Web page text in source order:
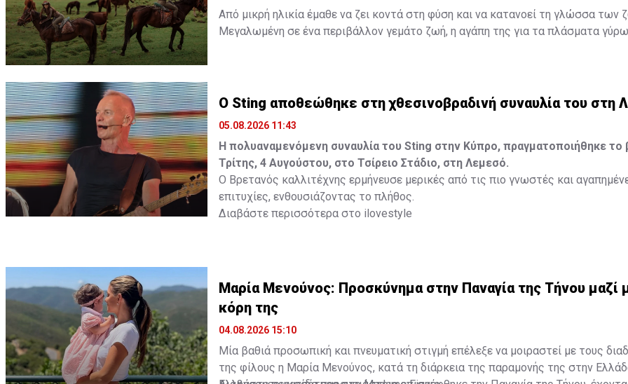
Από μικρή ηλικία έμαθε να ζει κοντά στη φύση και να κατανοεί τη γλώσσα των
Μεγαλωμένη σε ένα περιβάλλον γεμάτο ζωή, η αγάπη της για τα πλάσματα γύρω
Διαβάστε περισσότερα στο madamefigaro.cy
Ο Sting αποθεώθηκε στη χθεσινοβραδινή συναυλία του στη
05.08.2026 11:43
Η πολυαναμενόμενη συναυλία του Sting στην Κύπρο, πραγματοποιήθηκε το
Τρίτης, 4 Αυγούστου, στο Τσίρειο Στάδιο, στη Λεμεσό.
Ο Βρετανός καλλιτέχνης ερμήνευσε μερικές από τις πιο γνωστές και
επιτυχίες, ενθουσιάζοντας το πλήθος.
Διαβάστε περισσότερα στο ilovestyle
Μαρία Μενούνος: Προσκύνημα στην Παναγία της Τήνου μαζί
κόρη της
04.08.2026 15:10
Μία βαθιά προσωπική και πνευματική στιγμή επέλεξε να μοιραστεί με τους
της φίλους η Μαρία Μενούνος, κατά τη διάρκεια της παραμονής της στην